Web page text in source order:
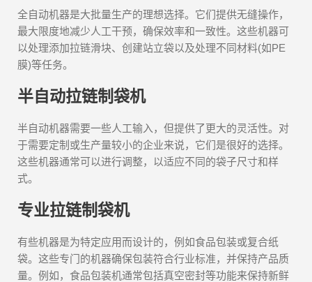
全自动机器是大批量生产的理想选择。它们提供无缝操作，
最大限度地减少人工干预，确保效率和一致性。这些机器可
以处理添加拉链滑块、创建站立袋以及处理不同材料(如PE
膜)等任务。
半自动拉链制袋机
半自动机器需要一些人工输入，但提供了更大的灵活性。对
于需要定制或生产量较小的企业来说，它们是很好的选择。
这些机器通常可以进行调整，以适应不同的袋子尺寸和样
式。
专业拉链制袋机
有些机器是为特定应用而设计的，例如食品包装或复合纸
袋。这些专门的机器确保包装符合行业标准，并保持产品质
量。例如，食品包装机通常包括真空密封等功能来保持新鲜